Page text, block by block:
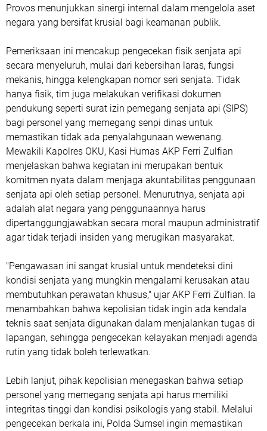
Provos menunjukkan sinergi internal dalam mengelola aset
negara yang bersifat krusial bagi keamanan publik.
Pemeriksaan ini mencakup pengecekan fisik senjata api
secara menyeluruh, mulai dari kebersihan laras, fungsi
mekanis, hingga kelengkapan nomor seri senjata. Tidak
hanya fisik, tim juga melakukan verifikasi dokumen
pendukung seperti surat izin pemegang senjata api (SIPS)
bagi personel yang memegang senpi dinas untuk
memastikan tidak ada penyalahgunaan wewenang.
Mewakili Kapolres OKU, Kasi Humas AKP Ferri Zulfian
menjelaskan bahwa kegiatan ini merupakan bentuk
komitmen nyata dalam menjaga akuntabilitas penggunaan
senjata api oleh setiap personel. Menurutnya, senjata api
adalah alat negara yang penggunaannya harus
dipertanggungjawabkan secara moral maupun administratif
agar tidak terjadi insiden yang merugikan masyarakat.
​"Pengawasan ini sangat krusial untuk mendeteksi dini
kondisi senjata yang mungkin mengalami kerusakan atau
membutuhkan perawatan khusus," ujar AKP Ferri Zulfian. Ia
menambahkan bahwa kepolisian tidak ingin ada kendala
teknis saat senjata digunakan dalam menjalankan tugas di
lapangan, sehingga pengecekan kelayakan menjadi agenda
rutin yang tidak boleh terlewatkan.
Lebih lanjut, pihak kepolisian menegaskan bahwa setiap
personel yang memegang senjata api harus memiliki
integritas tinggi dan kondisi psikologis yang stabil. Melalui
pengecekan berkala ini, Polda Sumsel ingin memastikan